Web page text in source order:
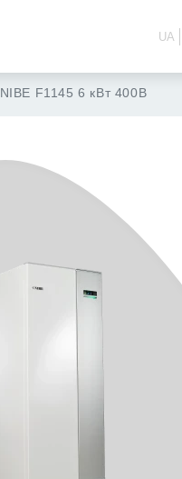
UA
NIBE F1145 6 кВт 400В